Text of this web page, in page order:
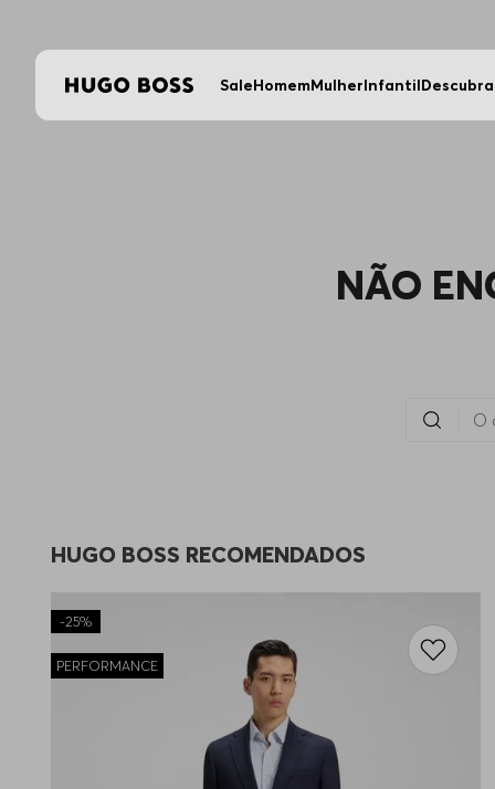
SaleHomemMulherInfantilDescubra
NÃO
O que
HUGO BOSS RECOMENDADOS
-25%
PERFORMANCE